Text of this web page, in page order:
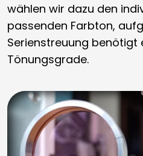
wählen wir dazu den
passenden Farbton,
Serienstreuung benötigt
Tönungsgrade.